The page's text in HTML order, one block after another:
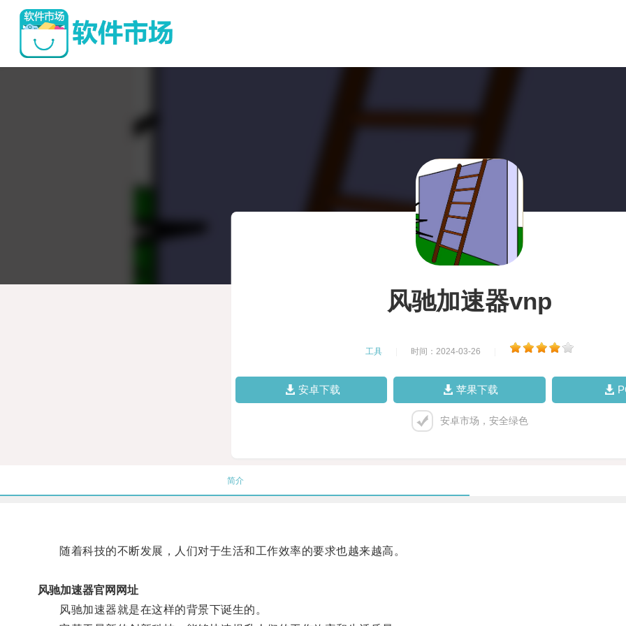
风驰加速器vnp
工具 时间：2024-03-26
安卓下载 苹果下载
安卓市场，安全绿色
简介
随着科技的不断发展，人们对于生活和工作效率的要求也越来越高。
风驰加速器官网网址
风驰加速器就是在这样的背景下诞生的。